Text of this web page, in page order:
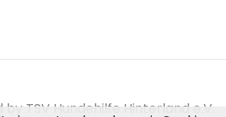
by TSV Hundehilfe Hinterland e.V.